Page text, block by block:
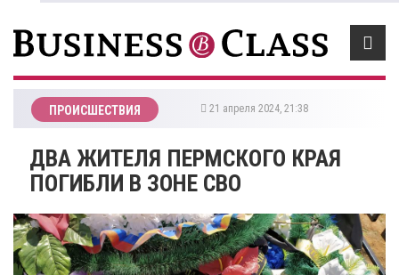
ПРОИСШЕСТВИЯ 21 апреля 2024, 21:38
ДВА ЖИТЕЛЯ ПЕРМСКОГО КРАЯ
ПОГИБЛИ В ЗОНЕ СВО